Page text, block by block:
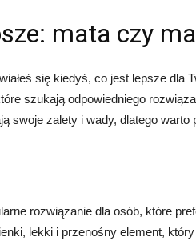
mata czy
się kiedyś, co jest lepsze dla
szukają odpowiedniego
swoje zalety i wady, dlatego
rozwiązanie dla osób, które
lekki i przenośny element,